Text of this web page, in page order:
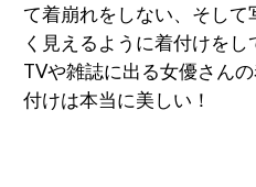
て着崩れをしない、そし
く見えるように着付けをし
TVや雑誌に出る女優さん
付けは本当に美しい！